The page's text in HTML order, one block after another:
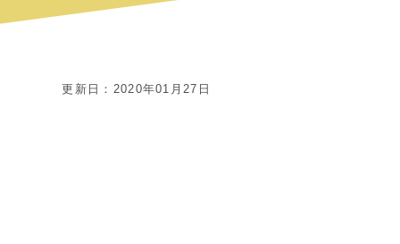
更新日：2020年01月27日